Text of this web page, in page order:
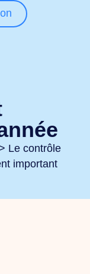
Le contrôle
important